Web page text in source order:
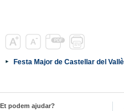
Festa Major de Castellar del
Et podem ajudar?